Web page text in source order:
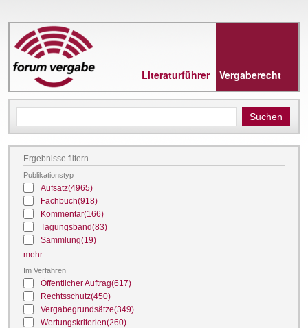
Literaturführer Vergaberecht
Ergebnisse filtern
Publikationstyp
Aufsatz(4965)
Fachbuch(918)
Kommentar(166)
Tagungsband(83)
Sammlung(19)
mehr...
Im Verfahren
Öffentlicher Auftrag(617)
Rechtsschutz(450)
Vergabegrundsätze(349)
Wertungskriterien(260)